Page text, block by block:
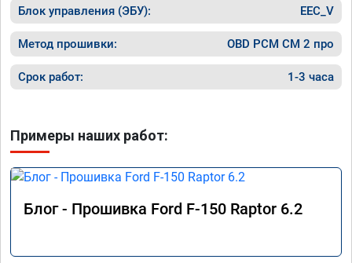
Блок управления (ЭБУ): EEC_V
Метод прошивки: OBD PCM СМ 2 про
Срок работ: 1-3 часа
Примеры наших работ:
Блог - Прошивка Ford F-150 Raptor 6.2